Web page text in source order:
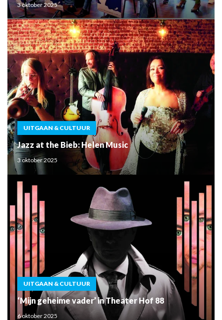
3 oktober 2025
UITGAAN & CULTUUR
Jazz at the Bieb: Helen Music
3 oktober 2025
UITGAAN & CULTUUR
‘Mijn geheime vader’ in Theater Hof 88
6 oktober 2025